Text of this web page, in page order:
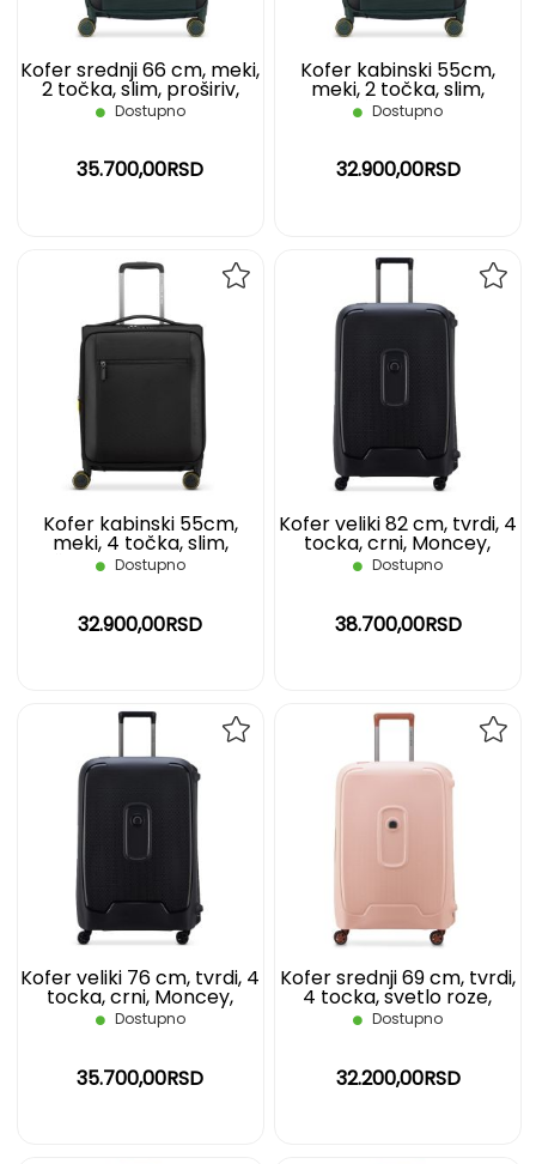
Kofer srednji 66 cm, meki,
2 točka, slim, proširiv,
zeleni, Montmartre 3
DELSEY
Dostupno
35.700,00RSD
Kofer kabinski 55cm,
meki, 2 točka, slim,
proširiv, zeleni,
Montmartre 3 DELSEY
Dostupno
32.900,00RSD
Kofer kabinski 55cm,
meki, 4 točka, slim,
proširiv, crni, Montmartre
3 DELSEY
Dostupno
32.900,00RSD
Kofer veliki 82 cm, tvrdi, 4
tocka, crni, Moncey,
DELSEY
Dostupno
38.700,00RSD
Kofer veliki 76 cm, tvrdi, 4
tocka, crni, Moncey,
DELSEY
Dostupno
35.700,00RSD
Kofer srednji 69 cm, tvrdi,
4 tocka, svetlo roze,
Moncey, DELSEY
Dostupno
32.200,00RSD